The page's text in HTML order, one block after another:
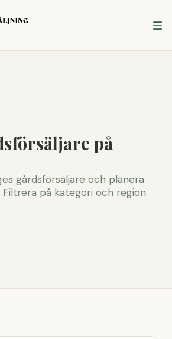
på
gårdsförsäljare och planera
på kategori och region.